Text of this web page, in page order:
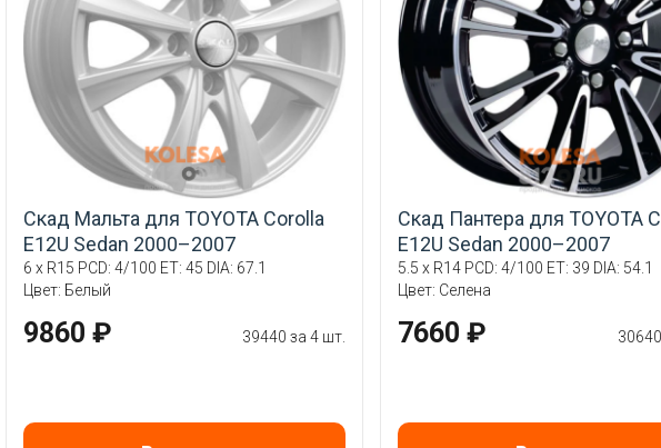
Скад Мальта для TOYOTA Corolla
E12U Sedan 2000–2007
6 x R15 PCD: 4/100 ET: 45 DIA: 67.1
Цвет: Белый
9860 ₽ 39440 за 4 шт.
Скад Пантера для TOYOTA
E12U Sedan 2000–2007
5.5 x R14 PCD: 4/100 ET: 39 DIA: 54.1
Цвет: Селена
7660 ₽